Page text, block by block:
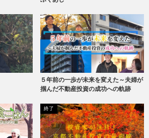
５年前の一歩が未来を変えた～夫婦が
掴んだ不動産投資の成功への軌跡
終了